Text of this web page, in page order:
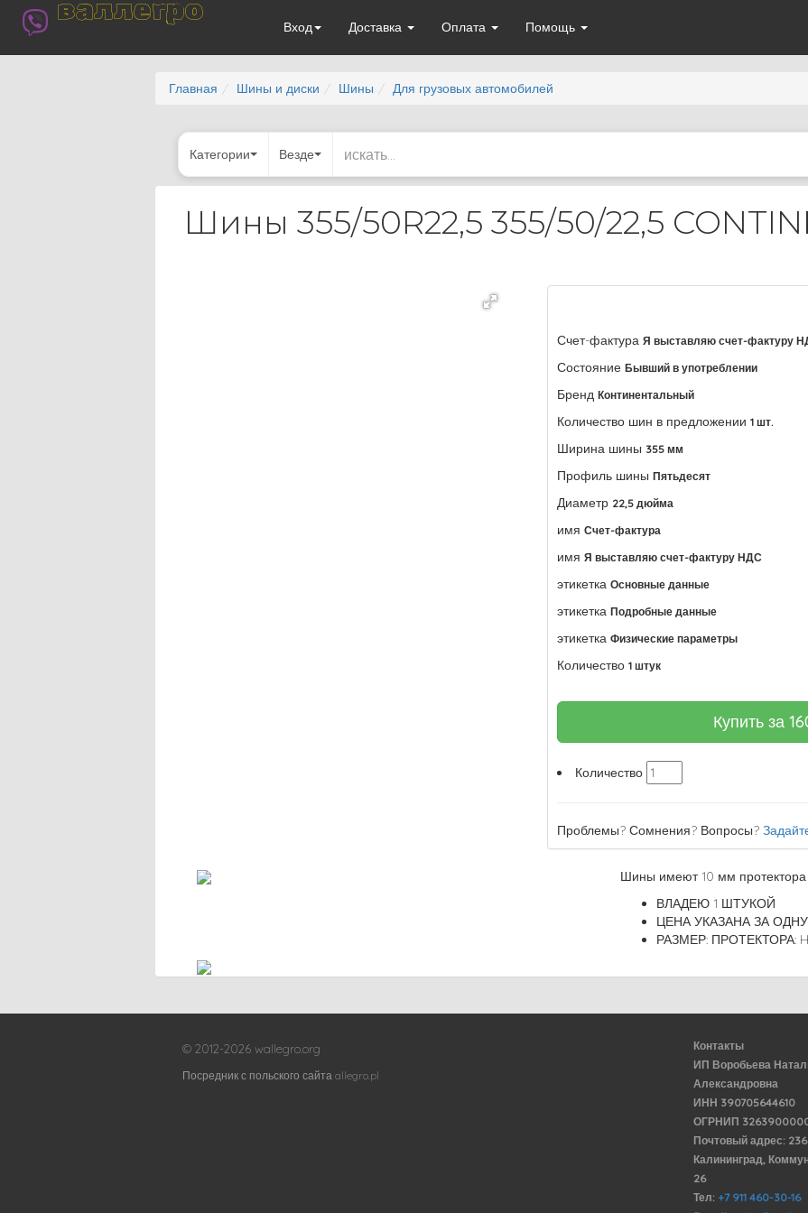
валлегро
Вход Доставка Оплата Помощь
Главная Шины и диски Шины Для грузовых автомобилей
Категории Везде
Шины 355/50R22,5 355/50/22,5
Счет-фактура Я выставляю счет-фактуру
Состояние Бывший в употреблении
Бренд Континентальный
Количество шин в предложении 1 шт.
Ширина шины 355 мм
Профиль шины Пятьдесят
Диаметр 22,5 дюйма
имя Счет-фактура
имя Я выставляю счет-фактуру НДС
этикетка Основные данные
этикетка Подробные данные
этикетка Физические параметры
Количество 1 штук
Купить за
Количество
Проблемы? Сомнения? Вопросы?
Шины имеют 10 мм протектора
ВЛАДЕЮ 1 ШТУКОЙ
ЦЕНА УКАЗАНА ЗА ОДНУ
РАЗМЕР: ПРОТЕКТОРА:
© 2012-2026 wallegro.org
Посредник с польского сайта allegro.pl
Контакты
ИП Воробьева
Александровна
ИНН 390705644610
ОГРНИП
Почтовый адрес:
Калининград,
26
Тел: +7 911 460-30-16